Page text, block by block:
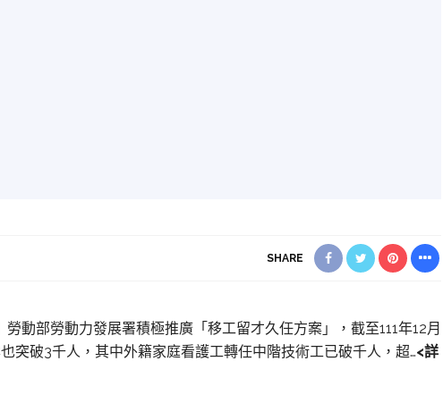
SHARE
動部勞動力發展署積極推廣「移工留才久任方案」，截至111年12月
突破3千人，其中外籍家庭看護工轉任中階技術工已破千人，超…<詳